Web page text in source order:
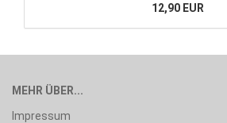
12,90 EUR
MEHR ÜBER...
Impressum